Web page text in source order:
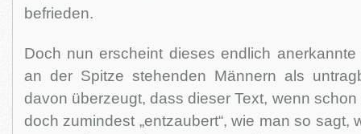
befrieden.
Doch nun erscheint dieses endlich
an der Spitze stehenden Männern als
davon überzeugt, dass dieser Text, wenn
doch zumindest „entzaubert“, wie man so sagt,